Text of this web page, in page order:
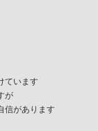
ています
が
信があります